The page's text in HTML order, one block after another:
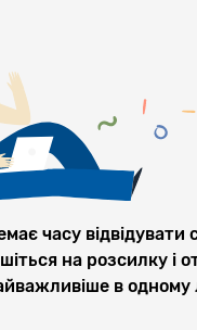
часу відвідувати
на розсилку і
в одному